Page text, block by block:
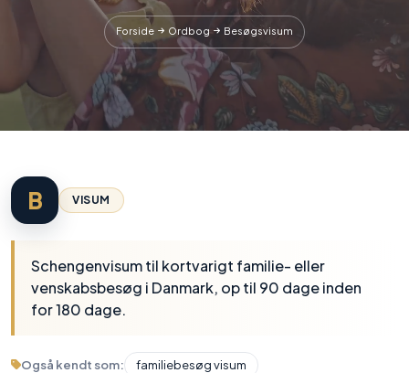
Forside Ordbog Besøgsvisum
B VISUM
Schengenvisum til kortvarigt familie- eller
venskabsbesøg i Danmark, op til 90 dage inden
for 180 dage.
Også kendt som:
familiebesøg visum